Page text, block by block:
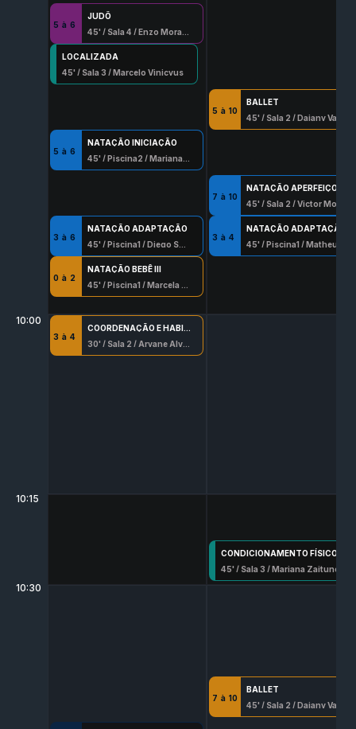
10:00
10:15
10:30
JUDÔ
5 à 6
45' / Sala 4 /Enzo Moraes Alves
LOCALIZADA
45' / Sala 3 /Marcelo Vinicyus
NATAÇÃO INICIAÇÃO
5 à 6
45' /Piscina2 /Mariana Teixeira
NATAÇÃO ADAPTAÇÃO
3 à 6
45' /Piscina1 /Diego Soares Batista
NATAÇÃO BEBÊ III
0 à 2
45' /Piscina1 /Marcela Dada
COORDENAÇÃO E HABILIDADES
3 à 4
30' / Sala 2 / Aryane Alves
BALLET
5 à 10
45' / Sala 2 /Daiany Vasconcellos Serafim
7 à 10
45' / Sala 2 /Victor Moreira Teixeira
NATAÇÃO ADAPTAÇÃO
3 à 4
45' /Piscina1 /Matheus Barros Santana
45' / Sala 3 /Mariana Zaitune
BALLET
7 à 10
45' / Sala 2 /Daiany Vasconcellos Serafim